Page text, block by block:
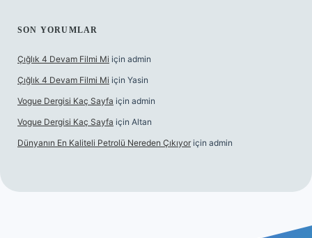
SON YORUMLAR
Çığlık 4 Devam Filmi Mi için admin
Çığlık 4 Devam Filmi Mi için Yasin
Vogue Dergisi Kaç Sayfa için admin
Vogue Dergisi Kaç Sayfa için Altan
Dünyanın En Kaliteli Petrolü Nereden Çıkıyor için admin